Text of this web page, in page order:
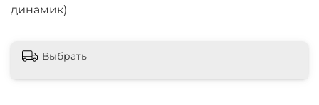
динамик)
Выбрать